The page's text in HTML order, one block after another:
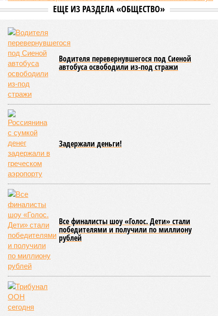
компания получила в управление «железку» республики до
2038-го, вероятно, вовсе не предусматривает такой
постановки вопроса.
Неудивительно, что гендиректор РЖД
реагируя на словесные интервенции Пашиняна, выступил
со словно растерянно-обиженным комментарием. И,
кажется, стало только хуже. Как отметил менеджер, ЮКЖД
и РЖД
взятые на себя обязательства в рамках концессионного
договора от 2008 года». «Концессия дала Армении
современную железную дорогу, при этом освободив
бюджет республики от затрат на её восстановление и
содержание. Дивиденды акционеру никогда не
выплачивались, вся прибыль шла на развитие железной
дороги», – добавил Белозёров.
И в самом деле. Российская сторона поставляла Армении
вагоны, по первому чиху ремонтировала пути, в том числе
повреждённые стихией, выплатила в казну закавказской
республики 15 млрд рублей налогов, пускала прибыль на
развитие местной железнодорожной инфраструктуры.
Из слов Белозёрова и приведённых фактов легко сделать
вывод о том, что ОАО «РЖД» занималось в Армении не
деловой активностью, а сугубой благотворительностью, не
инвестировало, а раздавало пожертвования, не
зарабатывало само, а давало зарабатывать другим и,
выходит, никак не гарантировало собственные интересы.
«Пока самая популярная в Армении точка зрения по
поводу будущего железных дорог рес­публики –